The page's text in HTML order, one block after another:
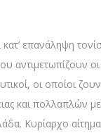
επανάληψη
αντιμετωπίζουν
οι οποίοι
και πολλαπλών
Κυρίαρχο αίτημα